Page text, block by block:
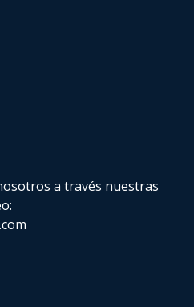
a través nuestras